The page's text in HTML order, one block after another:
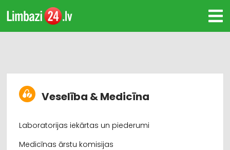
Veselība & Medicīna
Laboratorijas iekārtas un piederumi
Medicīnas ārstu komisijas